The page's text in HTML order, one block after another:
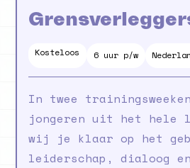
Kosteloos
2maanden 6 uur p/w
In twee
jongeren uit het hele
wij je klaar op het
leiderschap, dialoog en